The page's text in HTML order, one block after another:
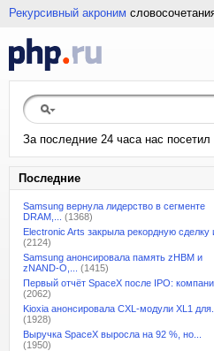
Рекурсивный акроним
За последние 24 часа нас посетил
Последние
Samsung вернула лидерство в сегменте
DRAM,...
(1368)
Electronic Arts закрыла рекордную сделку
(2124)
Samsung анонсировала память zHBM и
zNAND-O,...
(1415)
Первый отчёт SpaceX после IPO:
(2062)
Kioxia анонсировала CXL-модули XL1 для...
(1928)
Выручка SpaceX выросла на 92 %, но...
(1950)